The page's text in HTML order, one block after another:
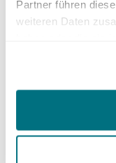
Partner führen
weiteren Daten